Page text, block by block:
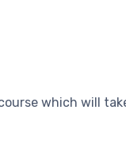
which will